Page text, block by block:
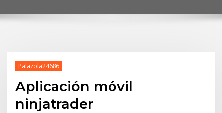
Palazola24686
Aplicación móvil
ninjatrader